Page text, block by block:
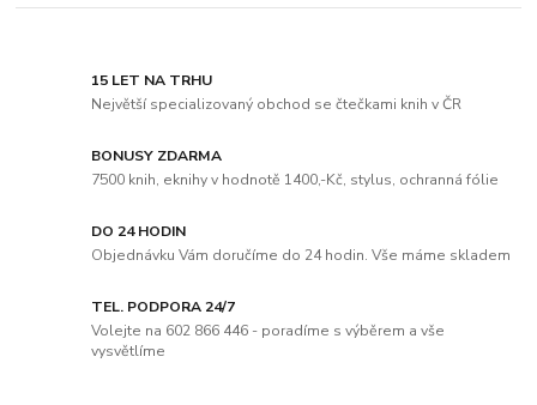
15 LET NA TRHU
Největší specializovaný obchod se čtečkami knih v ČR
BONUSY ZDARMA
7500 knih, eknihy v hodnotě 1400,-Kč, stylus, ochranná fólie
DO 24 HODIN
Objednávku Vám doručíme do 24 hodin. Vše máme skladem
TEL. PODPORA 24/7
Volejte na 602 866 446 - poradíme s výběrem a vše
vysvětlíme